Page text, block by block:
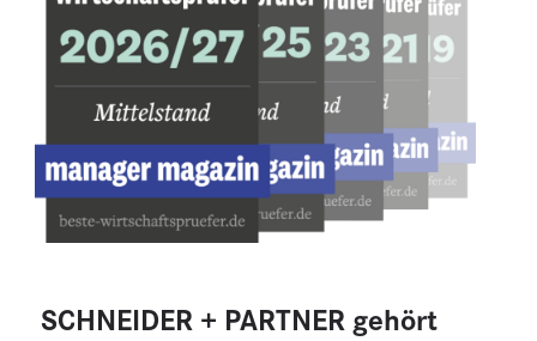
SCHNEIDER + PARTNER gehört